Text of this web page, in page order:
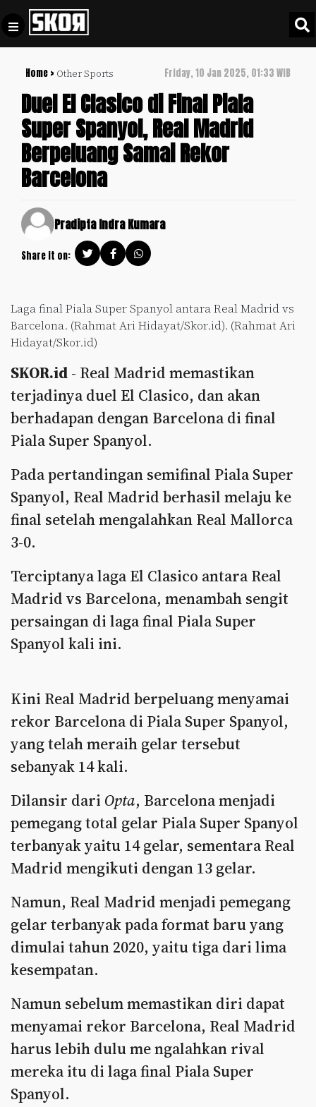
Home > Other Sports Friday, 10 Jan 2025, 01:33 WIB
Duel El Clasico di Final Piala
Super Spanyol, Real Madrid
Berpeluang Samai Rekor
Barcelona
Pradipta Indra Kumara
Share it on:
Laga final Piala Super Spanyol antara Real Madrid vs
Barcelona. (Rahmat Ari Hidayat/Skor.id). (Rahmat Ari
Hidayat/Skor.id)
SKOR.id - Real Madrid memastikan
terjadinya duel El Clasico, dan akan
berhadapan dengan Barcelona di final
Piala Super Spanyol.
Pada pertandingan semifinal Piala Super
Spanyol, Real Madrid berhasil melaju ke
final setelah mengalahkan Real Mallorca
3-0.
Terciptanya laga El Clasico antara Real
Madrid vs Barcelona, menambah sengit
persaingan di laga final Piala Super
Spanyol kali ini.
Kini Real Madrid berpeluang menyamai
rekor Barcelona di Piala Super Spanyol,
yang telah meraih gelar tersebut
sebanyak 14 kali.
Dilansir dari Opta, Barcelona menjadi
pemegang total gelar Piala Super Spanyol
terbanyak yaitu 14 gelar, sementara Real
Madrid mengikuti dengan 13 gelar.
Namun, Real Madrid menjadi pemegang
gelar terbanyak pada format baru yang
dimulai tahun 2020, yaitu tiga dari lima
kesempatan.
Namun sebelum memastikan diri dapat
menyamai rekor Barcelona, Real Madrid
harus lebih dulu me ngalahkan rival
mereka itu di laga final Piala Super
Spanyol.
Football +
Culture +
Sports
Update
+
Timnas
Indonesia
Video
Policy
Pedoman
Pemberitaan
Media
Siber
Disclaimer
Tentang
Kami